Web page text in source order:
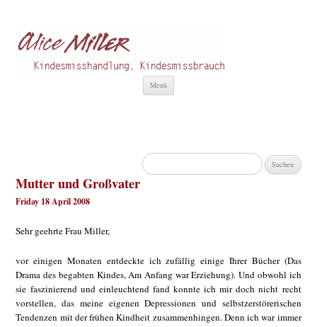
Menü
Suchen
nach:
Mutter und Großvater
Friday 18 April 2008
Sehr geehrte Frau Miller,
vor einigen Monaten entdeckte ich zufällig einige Ihrer Bücher (Das
Drama des begabten Kindes, Am Anfang war Erziehung). Und obwohl ich
sie faszinierend und einleuchtend fand konnte ich mir doch nicht recht
vorstellen, das meine eigenen Depressionen und selbstzerstörerischen
Tendenzen mit der frühen Kindheit zusammenhingen. Denn ich war immer